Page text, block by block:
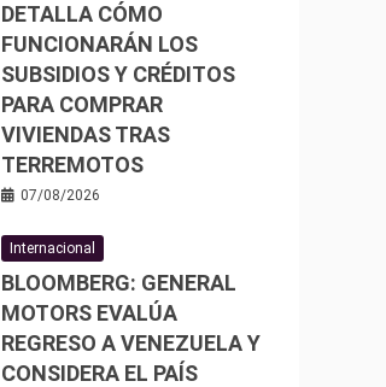
DETALLA CÓMO
FUNCIONARÁN LOS
SUBSIDIOS Y CRÉDITOS
PARA COMPRAR
VIVIENDAS TRAS
TERREMOTOS
07/08/2026
Internacional
BLOOMBERG: GENERAL
MOTORS EVALÚA
REGRESO A VENEZUELA Y
CONSIDERA EL PAÍS